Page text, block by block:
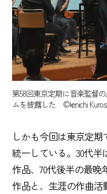
第58回東京定期に音楽監督
ムを披露した ©kenichi
しかも今回は東京定
統一している。30代
作品、70代後半の最
作品と、生涯の作曲活